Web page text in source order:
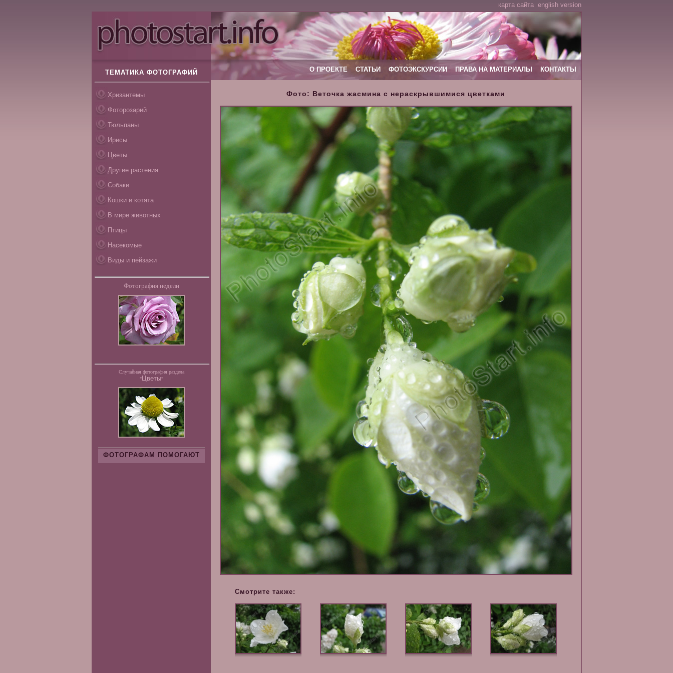
карта сайта english version
ТЕМАТИКА ФОТОГРАФИЙ
Хризантемы
Фоторозарий
Тюльпаны
Ирисы
Цветы
Другие растения
Собаки
Кошки и котята
В мире животных
Птицы
Насекомые
Виды и пейзажи
Фотография недели
Случайная фотография раздела
"Цветы"
ФОТОГРАФАМ ПОМОГАЮТ
О ПРОЕКТЕ СТАТЬИ ФОТОЭКСКУРСИИ ПРАВА НА МАТЕРИАЛЫ КОНТАКТЫ
Фото: Веточка жасмина с нераскрывшимися цветками
Смотрите также: